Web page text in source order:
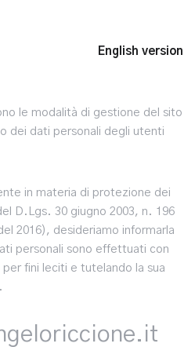
English version
le modalità di gestione del sito
dei dati personali degli utenti
in materia di protezione dei
D.Lgs. 30 giugno 2003, n. 196
2016), desideriamo informarla
personali sono effettuati con
fini leciti e tutelando la sua